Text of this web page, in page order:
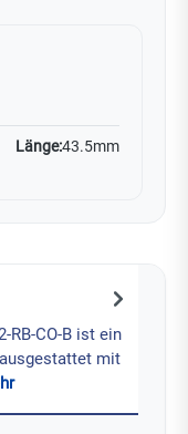
Länge:43.5mm
RB-CO-B ist ein
mit